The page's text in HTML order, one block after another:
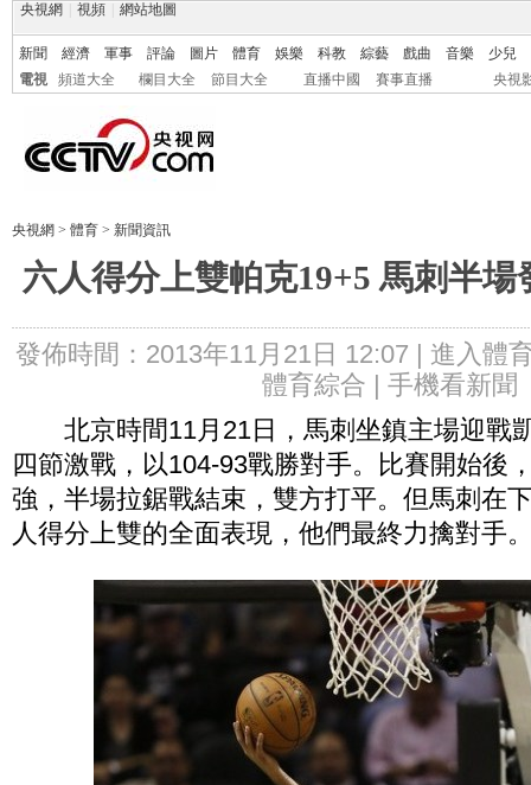
央視網 視頻 網站地圖
新聞 經濟 軍事 評論 圖片 體育 娛樂 科教 綜藝 戲曲 音樂
少兒
電視
頻道大全 欄目大全 節目大全 直播中國 賽事直播 央視
央視網 > 體育 > 新聞資訊
六人得分上雙帕克19+5 馬刺半場
發佈時間：2013年11月21日 12:07 | 進入體
體育綜合 | 手機看新聞
北京時間11月21日，馬刺坐鎮主場迎戰
四節激戰，以104-93戰勝對手。比賽開始後
強，半場拉鋸戰結束，雙方打平。但馬刺在
人得分上雙的全面表現，他們最終力擒對手